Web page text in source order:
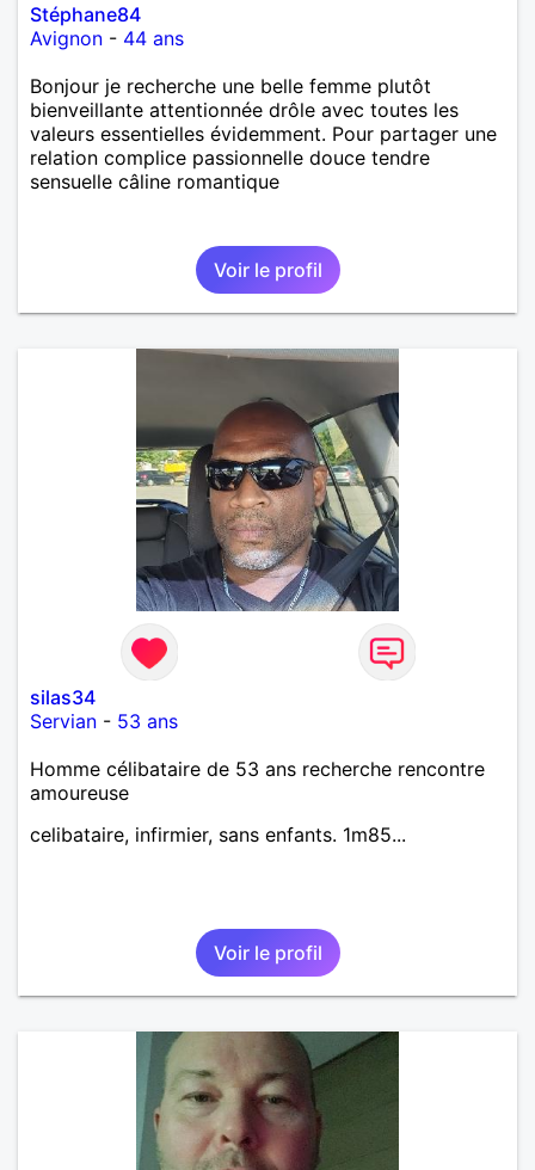
Stéphane84
Avignon - 44 ans
Bonjour je recherche une belle femme plutôt
bienveillante attentionnée drôle avec toutes les
valeurs essentielles évidemment. Pour partager une
relation complice passionnelle douce tendre
sensuelle câline romantique
Voir le profil
silas34
Servian - 53 ans
Homme célibataire de 53 ans recherche rencontre
amoureuse
celibataire, infirmier, sans enfants. 1m85...
Voir le profil